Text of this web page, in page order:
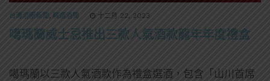
台灣酒圈新聞 , 精選酒聞 十二月 22, 2023
噶瑪蘭威士忌推出三款人氣酒款龍年年度禮盒
噶瑪蘭以三款人氣酒款作為禮盒選酒，包含「山川首席